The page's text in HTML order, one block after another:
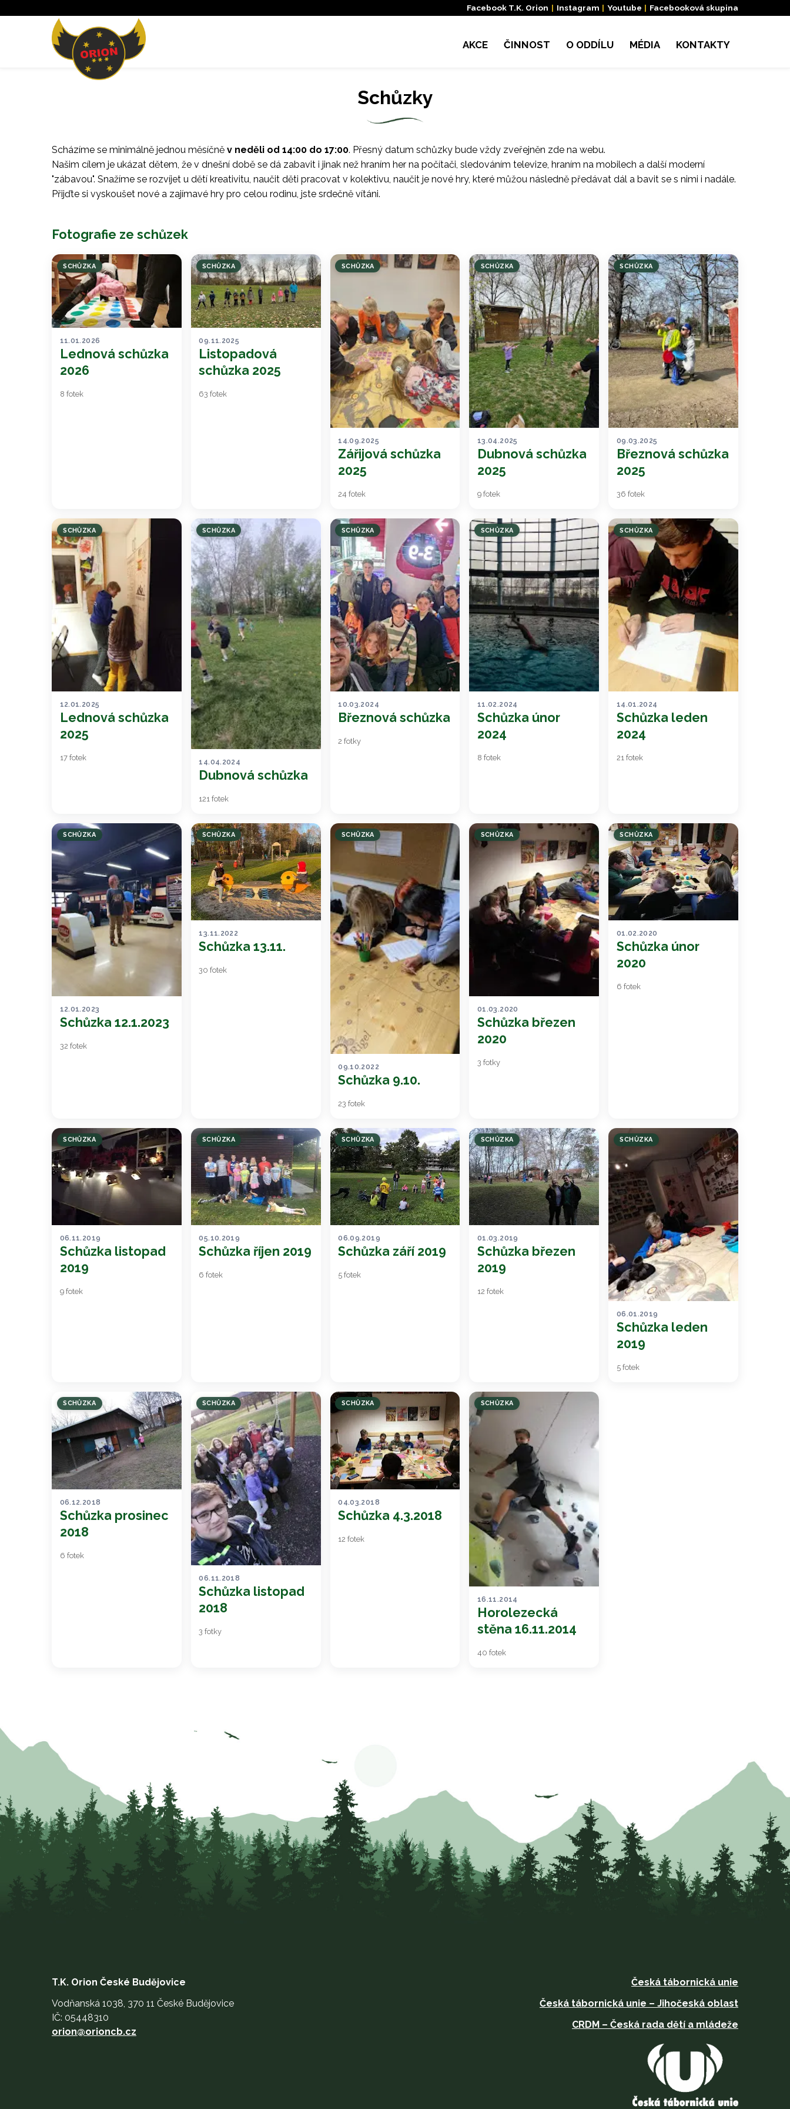
Facebook T.K. Orion | Instagram | Youtube | Facebooková skupina
AKCE ČINNOST O ODDÍLU MÉDIA KONTAKTY
Schůzky
Scházíme se minimálně jednou měsíčně v neděli od 14:00 do 17:00. Přesný datum schůzky bude vždy zveřejněn zde na webu.
Našim cílem je ukázat dětem, že v dnešní době se dá zabavit i jinak než hraním her na počítači, sledováním televize, hraním na mobilech a další moderní
"zábavou". Snažíme se rozvíjet u dětí kreativitu, naučit děti pracovat v kolektivu, naučit je nové hry, které můžou následně předávat dál a bavit se s nimi i nadále.
Přijďte si vyskoušet nové a zajímavé hry pro celou rodinu, jste srdečně vítáni.
Fotografie ze schůzek
SCHŮZKA
11.01.2026
Lednová schůzka
2026
8 fotek
SCHŮZKA
09.11.2025
Listopadová
schůzka 2025
63 fotek
SCHŮZKA
14.09.2025
Zářijová schůzka
2025
24 fotek
SCHŮZKA
13.04.2025
Dubnová schůzka
2025
9 fotek
SCHŮZKA
09.03.2025
Březnová schůzka
2025
36 fotek
SCHŮZKA
12.01.2025
Lednová schůzka
2025
17 fotek
SCHŮZKA
14.04.2024
Dubnová schůzka
121 fotek
SCHŮZKA
10.03.2024
Březnová schůzka
2 fotky
SCHŮZKA
11.02.2024
Schůzka únor
2024
8 fotek
SCHŮZKA
14.01.2024
Schůzka leden
2024
21 fotek
SCHŮZKA
12.01.2023
Schůzka 12.1.2023
32 fotek
SCHŮZKA
13.11.2022
Schůzka 13.11.
30 fotek
SCHŮZKA
09.10.2022
Schůzka 9.10.
23 fotek
SCHŮZKA
01.03.2020
Schůzka březen
2020
3 fotky
SCHŮZKA
01.02.2020
Schůzka únor
2020
6 fotek
SCHŮZKA
06.11.2019
Schůzka listopad
2019
9 fotek
SCHŮZKA
05.10.2019
Schůzka říjen 2019
6 fotek
SCHŮZKA
06.09.2019
Schůzka září 2019
5 fotek
SCHŮZKA
01.03.2019
Schůzka březen
2019
12 fotek
SCHŮZKA
06.01.2019
Schůzka leden
2019
5 fotek
SCHŮZKA
06.12.2018
Schůzka prosinec
2018
6 fotek
SCHŮZKA
06.11.2018
Schůzka listopad
2018
3 fotky
SCHŮZKA
04.03.2018
Schůzka 4.3.2018
12 fotek
SCHŮZKA
16.11.2014
Horolezecká
stěna 16.11.2014
40 fotek
T.K. Orion České Budějovice
Vodňanská 1038, 370 11 České Budějovice
IČ: 05448310
orion@orioncb.cz
Česká tábornická unie
Česká tábornická unie – Jihočeská oblast
CRDM – Česká rada dětí a mládeže